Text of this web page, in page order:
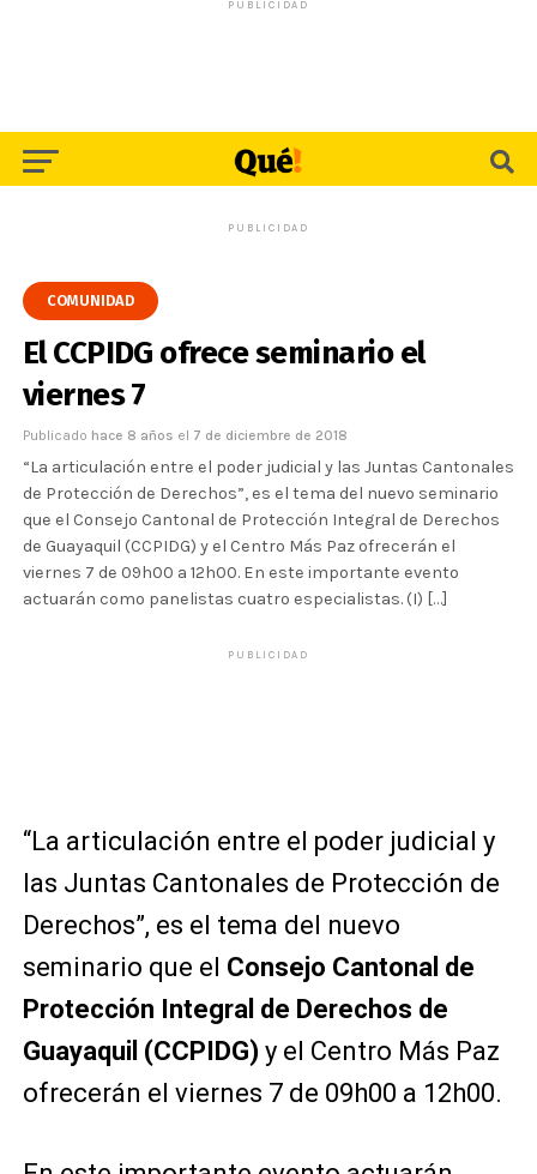
PUBLICIDAD
PUBLICIDAD
COMUNIDAD
El CCPIDG ofrece seminario el
viernes 7
Publicado hace 8 años el 7 de diciembre de 2018
“La articulación entre el poder judicial y las Juntas Cantonales
de Protección de Derechos”, es el tema del nuevo seminario
que el Consejo Cantonal de Protección Integral de Derechos
de Guayaquil (CCPIDG) y el Centro Más Paz ofrecerán el
viernes 7 de 09h00 a 12h00. En este importante evento
actuarán como panelistas cuatro especialistas. (I) […]
PUBLICIDAD
“La articulación entre el poder judicial y
las Juntas Cantonales de Protección de
Derechos”, es el tema del nuevo
seminario que el Consejo Cantonal de
Protección Integral de Derechos de
Guayaquil (CCPIDG) y el Centro Más Paz
ofrecerán el viernes 7 de 09h00 a 12h00.